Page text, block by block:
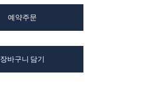
예약주문
장바구니 담기